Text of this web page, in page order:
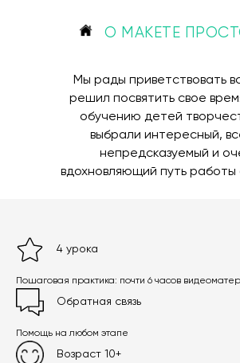
О МАКЕТЕ
Мы рады приветствовать
решил посвятить свое
обучению детей
выбрали интересный,
непредсказуемый и
вдохновляющий путь работы
4 урока
Пошаговая практика: почти 6 часов
Обратная связь
Помощь на любом этапе
Возраст 10+